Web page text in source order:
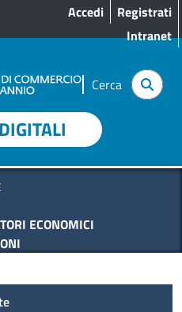
Menu profilo utente
Accedi
Registrati
Intranet
Cerca
ECONOMICI